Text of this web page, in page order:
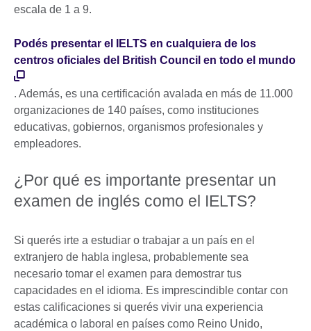
escala de 1 a 9.
Podés presentar el IELTS en cualquiera de los
centros oficiales del British Council en todo el mundo
. Además, es una certificación avalada en más de 11.000
organizaciones de 140 países, como instituciones
educativas, gobiernos, organismos profesionales y
empleadores.
¿Por qué es importante presentar un
examen de inglés como el IELTS?
Si querés irte a estudiar o trabajar a un país en el
extranjero de habla inglesa, probablemente sea
necesario tomar el examen para demostrar tus
capacidades en el idioma. Es imprescindible contar con
estas calificaciones si querés vivir una experiencia
académica o laboral en países como Reino Unido,